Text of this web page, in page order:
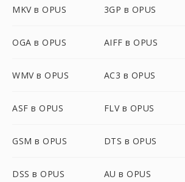
MKV в OPUS 3GP в OPUS
OGA в OPUS AIFF в OPUS
WMV в OPUS AC3 в OPUS
ASF в OPUS FLV в OPUS
GSM в OPUS DTS в OPUS
DSS в OPUS AU в OPUS